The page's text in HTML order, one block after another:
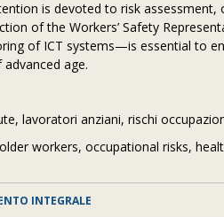
is devoted to risk
of the Workers’ Safety
of ICT systems—is essential to
age.
lavoratori anziani, rischi
workers, occupational risks,
INTEGRALE